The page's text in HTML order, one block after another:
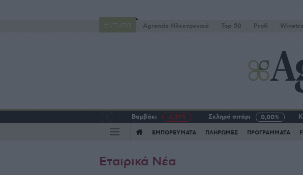
Έντυπα Agrenda Ηλεκτρονικά Top 50 Profi
Βαμβάκι -2,37% Σκληρό σιτάρι 0,00%
ΕΜΠΟΡΕΥΜΑΤΑ ΠΛΗΡΩΜΕΣ ΠΡΟΓΡΑΜΜΑΤΑ
Εταιρικά Νέα